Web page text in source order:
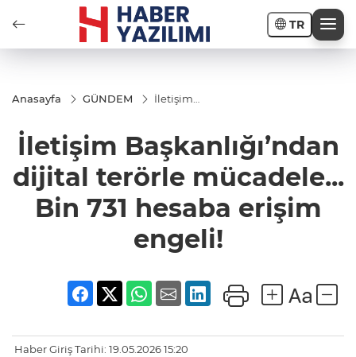
TR
Anasayfa GÜNDEM
İletişim
mücadele... Bin
731 hesaba
erişim engeli!
İletişim Başkanlığı’ndan
dijital terörle mücadele...
Bin 731 hesaba erişim
engeli!
Haber Giriş Tarihi: 19.05.2026 15:20